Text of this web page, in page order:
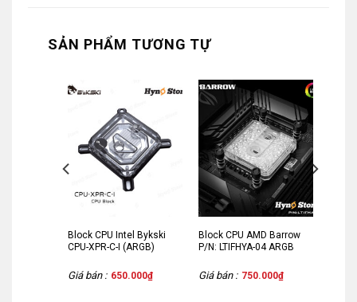
SẢN PHẨM TƯƠNG TỰ
Block CPU Intel Bykski
CPU-XPR-C-I (ARGB)
Giá bán : 650.000₫
Block CPU AMD Barrow
P/N: LTIFHYA-04 ARGB
Giá bán : 750.000₫